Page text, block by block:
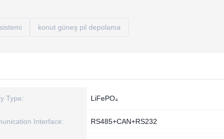
konut güneş pil depolama
Type: LiFePO₄
Interface: RS485+CAN+RS232